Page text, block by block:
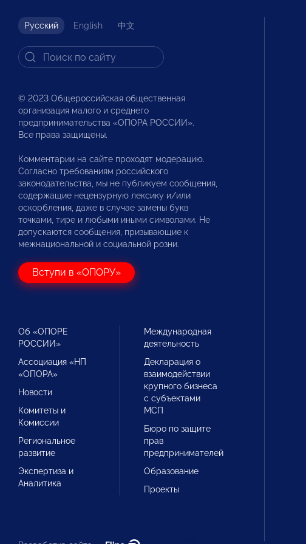
Русский English 中文
© 2023 Общероссийская общественная
организация малого и среднего
предпринимательства «ОПОРА РОССИИ».
Все права защищены.
Комментарии на сайте проходят модерацию.
Согласно требованиям российского
законодательства, мы не публикуем сообщения,
содержащие нецензурную лексику и/или
оскорбления, даже в случае замены букв
точками, тире и любыми иными символами. Не
допускаются сообщения, призывающие к
межнациональной и социальной розни.
Вступи в «ОПОРУ»
Об «ОПОРЕ
РОССИИ»
Ассоциация «НП
«ОПОРА»
Новости
Комитеты и
Комиссии
Региональное
развитие
Экспертиза и
Аналитика
Международная
деятельность
Декларация о
взаимодействии
крупного бизнеса
с субъектами
МСП
Бюро по защите
прав
предпринимателей
Образование
Проекты